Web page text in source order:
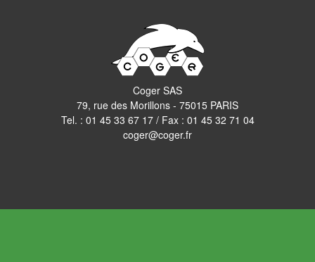
Coger SAS
79, rue des Morillons - 75015 PARIS
Tel. : 01 45 33 67 17/ Fax : 01 45 32 71 04
coger@coger.fr